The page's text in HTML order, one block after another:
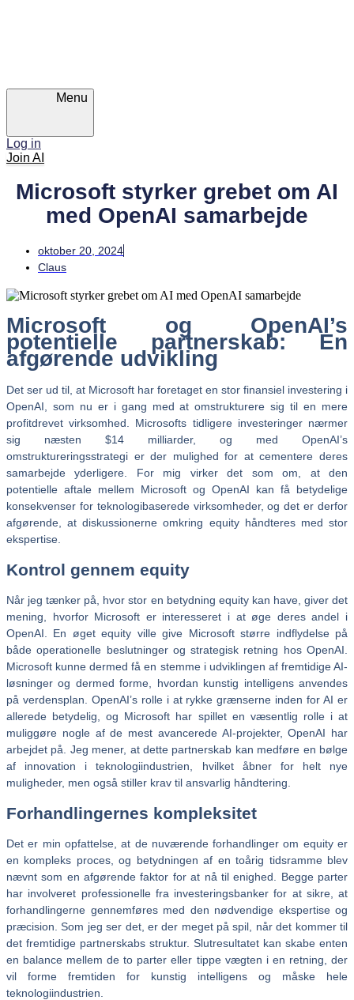
Menu
Log in
Join AI
Microsoft styrker grebet om AI
med OpenAI samarbejde
oktober 20, 2024
Claus
Microsoft og OpenAI’s
potentielle partnerskab: En
afgørende udvikling
Det ser ud til, at Microsoft har foretaget en stor finansiel investering i
OpenAI, som nu er i gang med at omstrukturere sig til en mere
profitdrevet virksomhed. Microsofts tidligere investeringer nærmer
sig næsten $14 milliarder, og med OpenAI’s
omstruktureringsstrategi er der mulighed for at cementere deres
samarbejde yderligere. For mig virker det som om, at den
potentielle aftale mellem Microsoft og OpenAI kan få betydelige
konsekvenser for teknologibaserede virksomheder, og det er derfor
afgørende, at diskussionerne omkring equity håndteres med stor
ekspertise.
Kontrol gennem equity
Når jeg tænker på, hvor stor en betydning equity kan have, giver det
mening, hvorfor Microsoft er interesseret i at øge deres andel i
OpenAI. En øget equity ville give Microsoft større indflydelse på
både operationelle beslutninger og strategisk retning hos OpenAI.
Microsoft kunne dermed få en stemme i udviklingen af fremtidige AI-
løsninger og dermed forme, hvordan kunstig intelligens anvendes
på verdensplan. OpenAI’s rolle i at rykke grænserne inden for AI er
allerede betydelig, og Microsoft har spillet en væsentlig rolle i at
muliggøre nogle af de mest avancerede AI-projekter, OpenAI har
arbejdet på. Jeg mener, at dette partnerskab kan medføre en bølge
af innovation i teknologiindustrien, hvilket åbner for helt nye
muligheder, men også stiller krav til ansvarlig håndtering.
Forhandlingernes kompleksitet
Det er min opfattelse, at de nuværende forhandlinger om equity er
en kompleks proces, og betydningen af en toårig tidsramme blev
nævnt som en afgørende faktor for at nå til enighed. Begge parter
har involveret professionelle fra investeringsbanker for at sikre, at
forhandlingerne gennemføres med den nødvendige ekspertise og
præcision. Som jeg ser det, er der meget på spil, når det kommer til
det fremtidige partnerskabs struktur. Slutresultatet kan skabe enten
en balance mellem de to parter eller tippe vægten i en retning, der
vil forme fremtiden for kunstig intelligens og måske hele
teknologiindustrien.